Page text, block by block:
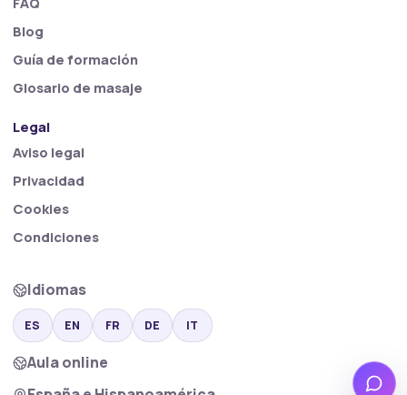
Blog
Guía de formación
Glosario de masaje
Legal
Aviso legal
Privacidad
Cookies
Condiciones
Idiomas
ES EN FR DE IT
Aula online